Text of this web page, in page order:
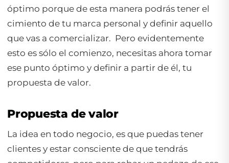
óptimo porque de esta manera podrás tener el
cimiento de tu marca personal y definir aquello
que vas a comercializar. Pero evidentemente
esto es sólo el comienzo, necesitas ahora tomar
ese punto óptimo y definir a partir de él, tu
propuesta de valor.
Propuesta de valor
La idea en todo negocio, es que puedas tener
clientes y estar consciente de que tendrás